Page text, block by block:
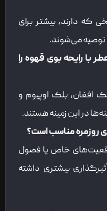
دارند، بیشتر برای
می‌شوند.
رایحه بوی قهوه را
افغان، بلک اوپیوم و
در این زمینه هستند.
روزمره مناسب است؟
خاص یا فصول
بیشتری داشته